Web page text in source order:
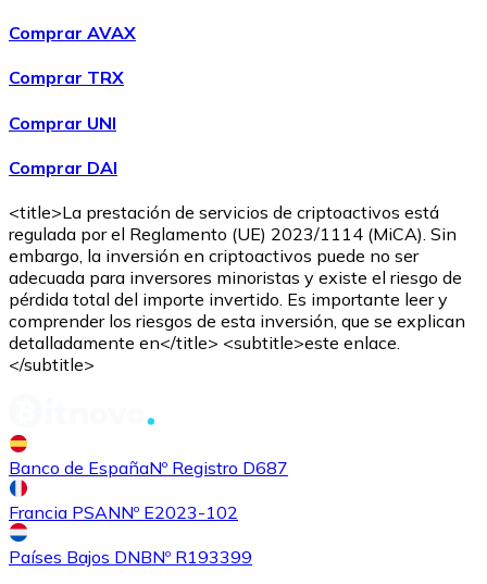
Comprar AVAX
Comprar TRX
Comprar UNI
Comprar DAI
<title>La prestación de servicios de criptoactivos está
regulada por el Reglamento (UE) 2023/1114 (MiCA). Sin
embargo, la inversión en criptoactivos puede no ser
adecuada para inversores minoristas y existe el riesgo de
pérdida total del importe invertido. Es importante leer y
comprender los riesgos de esta inversión, que se explican
detalladamente en</title> <subtitle>este enlace.
</subtitle>
Banco de EspañaNº Registro D687
Francia PSANNº E2023-102
Países Bajos DNBNº R193399